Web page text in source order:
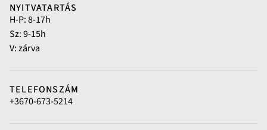
NYITVATARTÁS
H-P: 8-17h
Sz: 9-15h
V: zárva
TELEFONSZÁM
+3670-673-5214